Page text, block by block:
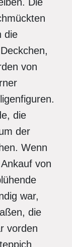
die
von
die
der
Wenn
von
war,
die
vorden